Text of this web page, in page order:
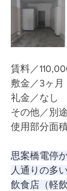
賃料／
敷金／3ヶ月
礼金／なし
その他／別
使用部分面
思案橋電停
人通りの多
飲食店（軽